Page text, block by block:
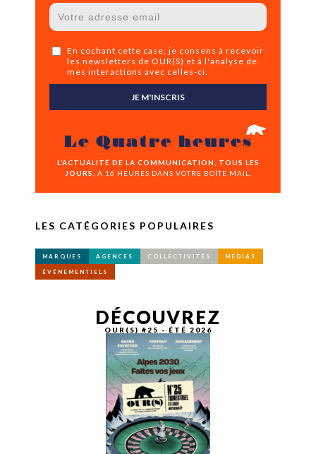
En cochant cette case, je consens à recevoir
les newsletters de OUR(S) et à l'analyse de
mes interactions avec celles-ci.
JE M'INSCRIS
Le Quatre heures
L’ACTUALITÉ DE LA COMMUNICATION, TOUS LES
JOURS,
À 16 HEURES DANS VOTRE BOÎTE MAIL.
LES CATÉGORIES POPULAIRES
MARQUES AGENCES COLLECTIVITÉS MÉDIAS
ÉVÉNEMENTIELS
DÉCOUVREZ
OUR(S) #25 - ÉTÉ 2026